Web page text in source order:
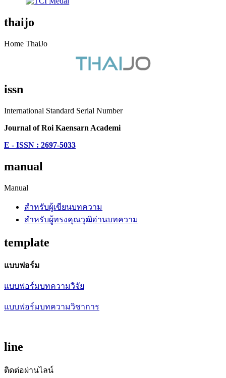
thaijo
Home ThaiJo
issn
International Standard Serial Number
Journal of Roi Kaensarn Academi
E - ISSN : 2697-5033
manual
Manual
สำหรับผู้เขียนบทความ
สำหรับผู้ทรงคุณวุฒิอ่านบทความ
template
แบบฟอร์ม
แบบฟอร์มบทความวิจัย
แบบฟอร์มบทความวิชาการ
line
ติดต่อผ่านไลน์